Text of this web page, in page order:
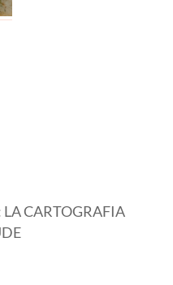
CARTOGRAFIA